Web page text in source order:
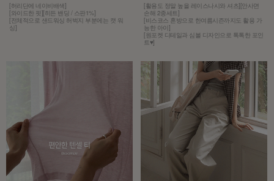
[허리단에 네이비배색]
[와이드한 핏][히든 밴딩 / 스판1%]
[전체적으로 샌드워싱 허벅지 부분에는 캣 워
싱]
[활용도 정말 높을 레이스나시와 셔츠][안사면
손해 2종세트]
[비스코스 혼방으로 한여름시즌까지도 활용 가
능한 아이]
[원포켓 디테일과 심볼 디자인으로 톡톡한 포인
트♥]